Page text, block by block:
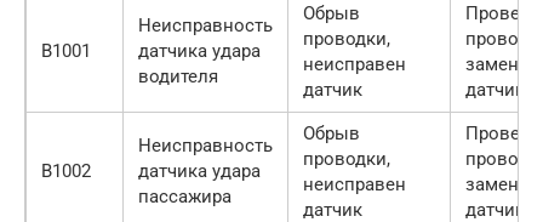
B1001
Неисправность
датчика удара
водителя
Обрыв
проводки,
неисправен
датчик
датчик
B1002
Неисправность
датчика удара
пассажира
Обрыв
проводки,
неисправен
датчик
датчик